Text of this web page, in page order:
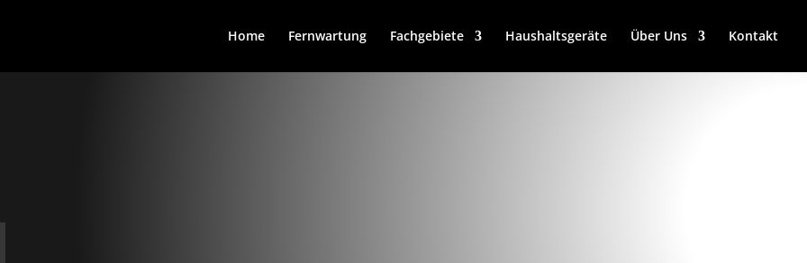
Home Fernwartung Fachgebiete Haushaltsgeräte Über Uns Kontakt